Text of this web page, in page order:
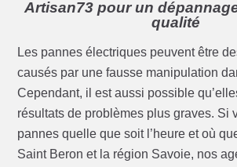
Artisan73 pour un
qualité
Les pannes électriques peuvent être
causés par une fausse manipulation
Cependant, il est aussi possible
résultats de problèmes plus graves. Si
pannes quelle que soit l’heure et où
Saint Beron et la région Savoie, nos